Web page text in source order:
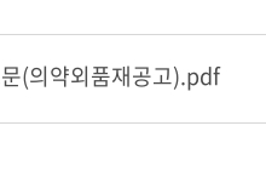
(의약외품재공고).pdf